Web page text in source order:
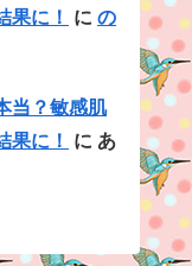
果に！
に の
当？敏感肌
果に！
に あ